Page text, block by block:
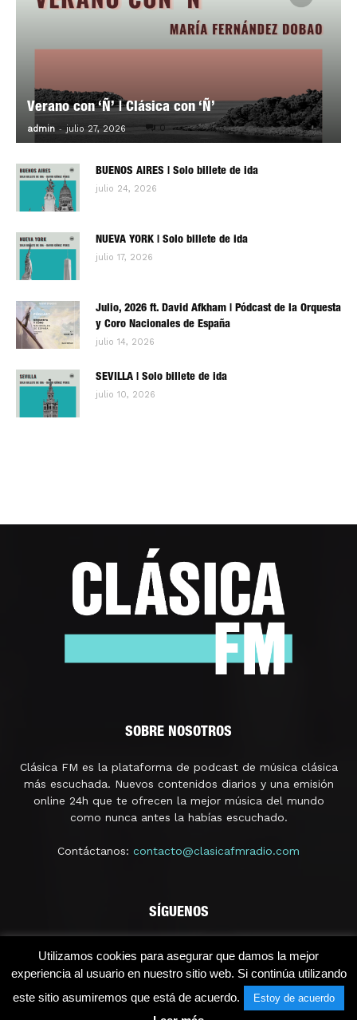
Verano con ‘Ñ’ | Clásica con ‘Ñ’
admin - julio 27, 2026 0
BUENOS AIRES | Solo billete de ida
julio 24, 2026
NUEVA YORK | Solo billete de ida
julio 17, 2026
Julio, 2026 ft. David Afkham | Pódcast de la Orquesta
y Coro Nacionales de España
julio 14, 2026
SEVILLA | Solo billete de ida
julio 10, 2026
SOBRE NOSOTROS
Clásica FM es la plataforma de podcast de música clásica
más escuchada. Nuevos contenidos diarios y una emisión
online 24h que te ofrecen la mejor música del mundo
como nunca antes la habías escuchado.
Contáctanos: contacto@clasicafmradio.com
SÍGUENOS
Utilizamos cookies para asegurar que damos la mejor
experiencia al usuario en nuestro sitio web. Si continúa utilizando
este sitio asumiremos que está de acuerdo.
Estoy de acuerdo